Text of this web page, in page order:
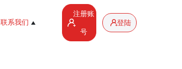
联系我们
注册账
号
登陆